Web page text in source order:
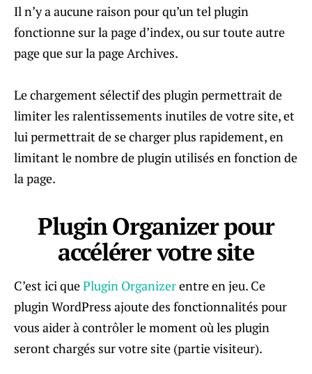
Il n’y a aucune raison pour qu’un tel plugin
fonctionne sur la page d’index, ou sur toute autre
page que sur la page Archives.
Le chargement sélectif des plugin permettrait de
limiter les ralentissements inutiles de votre site, et
lui permettrait de se charger plus rapidement, en
limitant le nombre de plugin utilisés en fonction de
la page.
Plugin Organizer pour
accélérer votre site
C’est ici quePlugin Organizerentre en jeu. Ce
plugin WordPress ajoute des fonctionnalités pour
vous aider à contrôler le moment où les plugin
seront chargés sur votre site (partie visiteur).